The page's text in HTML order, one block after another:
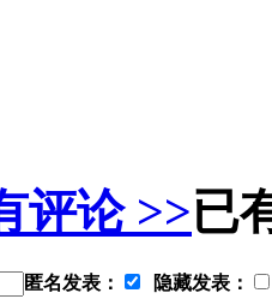
评论 >>已
匿名发表： 隐藏发表：